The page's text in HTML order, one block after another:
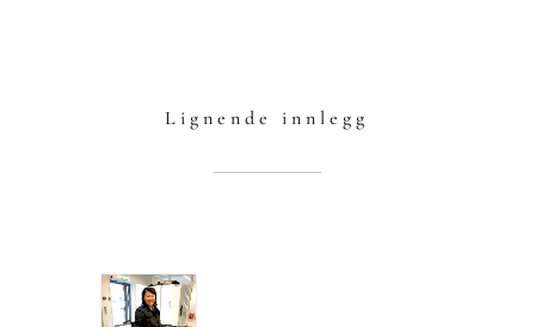
Lignende innlegg